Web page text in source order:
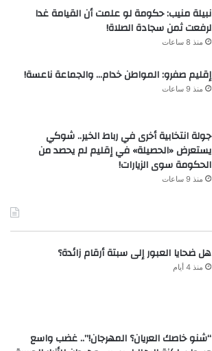
نبيلة منيب: حكومة لو علمت أن القيامة غدا
لرفعت ثمن سجادة الصلاة!
منذ 8 ساعات
إقليم صفرو: المواطن خدام… والجماعة ناعسة!
منذ 9 ساعات
جولة انتخابية أخرى في رباط الخير.. شوكي
يستعرض «الحصيلة» في إقليم لم يحصد من
الحكومة سوى الزيارات!
منذ 9 ساعات
هل ضحايا العبور إلى سبتة أرقام زائدة؟
منذ 4 أيام
“شنو خاصك العريان؟ المهرجان!”.. غضب واسع